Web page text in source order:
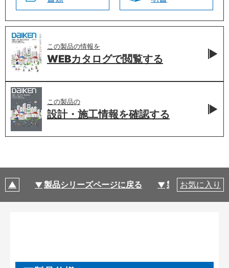
この製品の情報を
WEBカタログで閲覧する
この製品の
設計・施工情報を確認する
製品シリーズページに戻る 製品仕様
お気に入り